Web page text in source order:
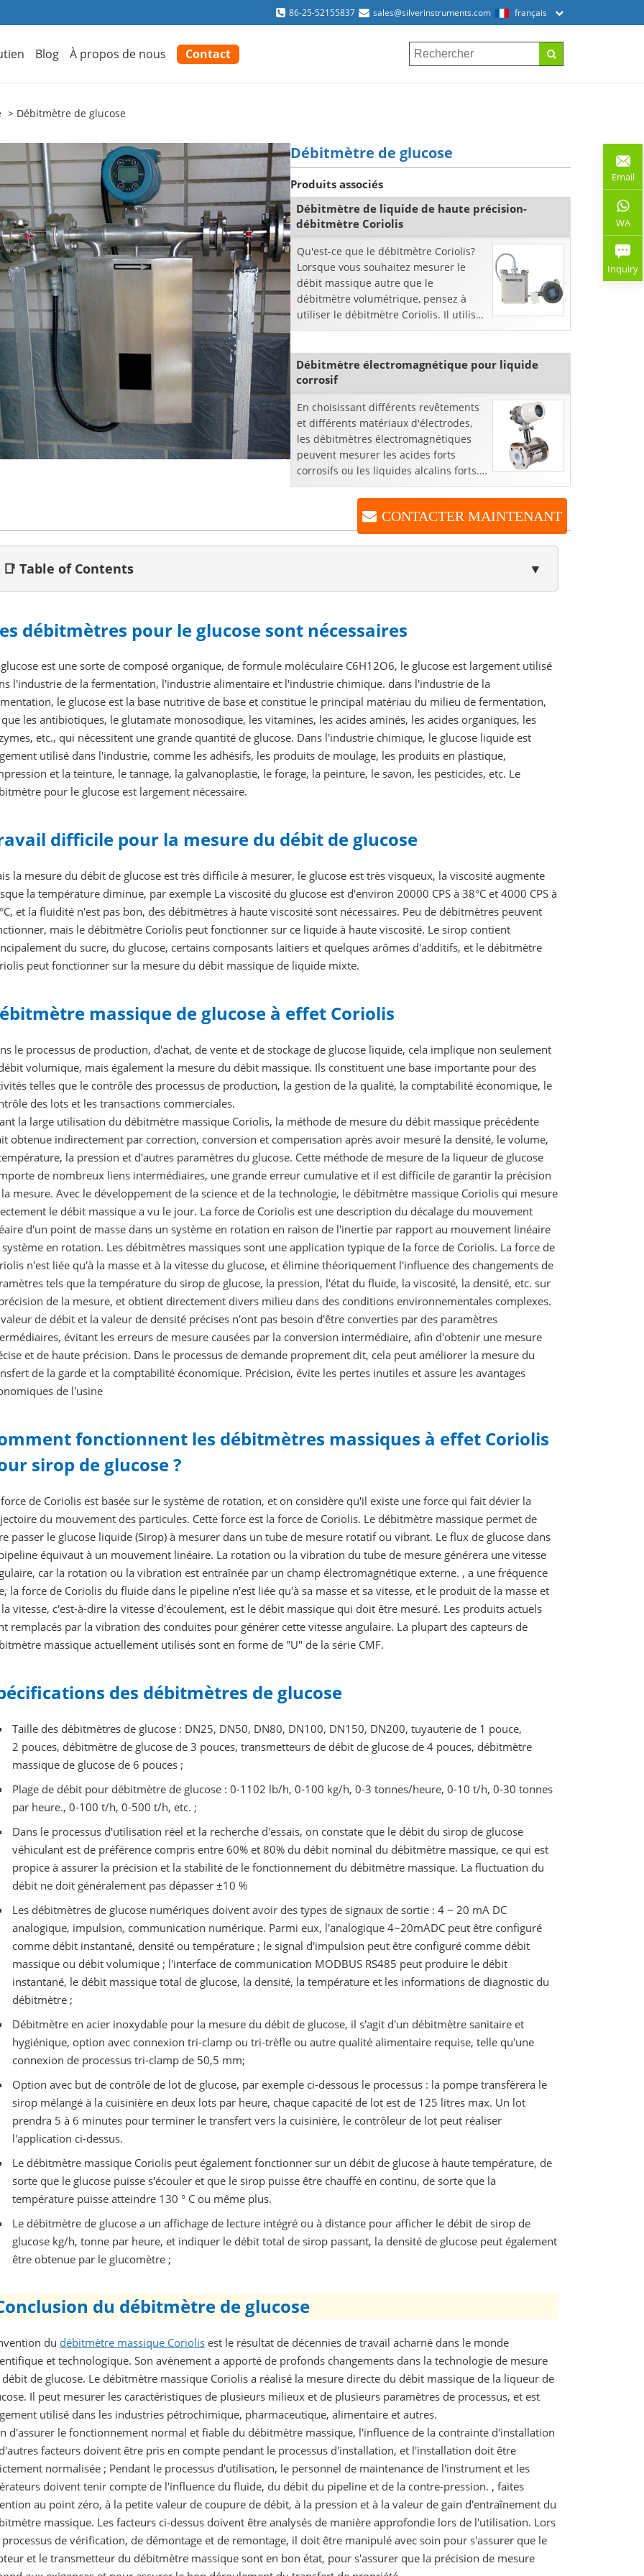
86-25-52155837 sales@silverinstruments.com français
Blog À propos de nous Contact
Débitmètre de glucose
Débitmètre de glucose
Produits associés
Débitmètre de liquide de haute précision-
débitmètre Coriolis
Qu'est-ce que le débitmètre Coriolis?
Lorsque vous souhaitez mesurer le
débit massique autre que le
débitmètre volumétrique, pensez à
utiliser le débitmètre Coriolis. Il utilise
le principe de la force d'inertie sur un
Débitmètre électromagnétique pour liquide
corrosif
En choisissant différents revêtements
et différents matériaux d'électrodes,
les débitmètres électromagnétiques
peuvent mesurer les acides forts
corrosifs ou les liquides alcalins forts.
Le débitmètre électromagnétique est
CONTACTER MAINTENANT
📑 Table of Contents ▼
débitmètres pour le glucose sont nécessaires
est une sorte de composé organique, de formule moléculaire C6H12O6, le glucose est largement utilisé
l'industrie de la fermentation, l'industrie alimentaire et l'industrie chimique. dans l'industrie de la
le glucose est la base nutritive de base et constitue le principal matériau du milieu de fermentation,
les antibiotiques, le glutamate monosodique, les vitamines, les acides aminés, les acides organiques, les
etc., qui nécessitent une grande quantité de glucose. Dans l'industrie chimique, le glucose liquide est
utilisé dans l'industrie, comme les adhésifs, les produits de moulage, les produits en plastique,
et la teinture, le tannage, la galvanoplastie, le forage, la peinture, le savon, les pesticides, etc. Le
pour le glucose est largement nécessaire.
difficile pour la mesure du débit de glucose
la mesure du débit de glucose est très difficile à mesurer, le glucose est très visqueux, la viscosité augmente
la température diminue, par exemple La viscosité du glucose est d'environ 20000 CPS à 38°C et 4000 CPS à
et la fluidité n'est pas bon, des débitmètres à haute viscosité sont nécessaires. Peu de débitmètres peuvent
mais le débitmètre Coriolis peut fonctionner sur ce liquide à haute viscosité. Le sirop contient
du sucre, du glucose, certains composants laitiers et quelques arômes d'additifs, et le débitmètre
peut fonctionner sur la mesure du débit massique de liquide mixte.
massique de glucose à effet Coriolis
le processus de production, d'achat, de vente et de stockage de glucose liquide, cela implique non seulement
volumique, mais également la mesure du débit massique. Ils constituent une base importante pour des
telles que le contrôle des processus de production, la gestion de la qualité, la comptabilité économique, le
des lots et les transactions commerciales.
la large utilisation du débitmètre massique Coriolis, la méthode de mesure du débit massique précédente
obtenue indirectement par correction, conversion et compensation après avoir mesuré la densité, le volume,
la pression et d'autres paramètres du glucose. Cette méthode de mesure de la liqueur de glucose
de nombreux liens intermédiaires, une grande erreur cumulative et il est difficile de garantir la précision
mesure. Avec le développement de la science et de la technologie, le débitmètre massique Coriolis qui mesure
le débit massique a vu le jour. La force de Coriolis est une description du décalage du mouvement
d'un point de masse dans un système en rotation en raison de l'inertie par rapport au mouvement linéaire
en rotation. Les débitmètres massiques sont une application typique de la force de Coriolis. La force de
n'est liée qu'à la masse et à la vitesse du glucose, et élimine théoriquement l'influence des changements de
tels que la température du sirop de glucose, la pression, l'état du fluide, la viscosité, la densité, etc. sur
de la mesure, et obtient directement divers milieu dans des conditions environnementales complexes.
de débit et la valeur de densité précises n'ont pas besoin d'être converties par des paramètres
évitant les erreurs de mesure causées par la conversion intermédiaire, afin d'obtenir une mesure
et de haute précision. Dans le processus de demande proprement dit, cela peut améliorer la mesure du
de la garde et la comptabilité économique. Précision, évite les pertes inutiles et assure les avantages
de l'usine
fonctionnent les débitmètres massiques à effet Coriolis
sirop de glucose ?
de Coriolis est basée sur le système de rotation, et on considère qu'il existe une force qui fait dévier la
du mouvement des particules. Cette force est la force de Coriolis. Le débitmètre massique permet de
passer le glucose liquide (Sirop) à mesurer dans un tube de mesure rotatif ou vibrant. Le flux de glucose dans
équivaut à un mouvement linéaire. La rotation ou la vibration du tube de mesure générera une vitesse
car la rotation ou la vibration est entraînée par un champ électromagnétique externe. , a une fréquence
la force de Coriolis du fluide dans le pipeline n'est liée qu'à sa masse et sa vitesse, et le produit de la masse et
vitesse, c'est-à-dire la vitesse d'écoulement, est le débit massique qui doit être mesuré. Les produits actuels
remplacés par la vibration des conduites pour générer cette vitesse angulaire. La plupart des capteurs de
massique actuellement utilisés sont en forme de "U" de la série CMF.
des débitmètres de glucose
Taille des débitmètres de glucose : DN25, DN50, DN80, DN100, DN150, DN200, tuyauterie de 1 pouce,
2 pouces, débitmètre de glucose de 3 pouces, transmetteurs de débit de glucose de 4 pouces, débitmètre
massique de glucose de 6 pouces ;
Plage de débit pour débitmètre de glucose : 0-1102 lb/h, 0-100 kg/h, 0-3 tonnes/heure, 0-10 t/h, 0-30 tonnes
par heure., 0-100 t/h, 0-500 t/h, etc. ;
Dans le processus d'utilisation réel et la recherche d'essais, on constate que le débit du sirop de glucose
véhiculant est de préférence compris entre 60% et 80% du débit nominal du débitmètre massique, ce qui est
propice à assurer la précision et la stabilité de le fonctionnement du débitmètre massique. La fluctuation du
débit ne doit généralement pas dépasser ±10 %
Les débitmètres de glucose numériques doivent avoir des types de signaux de sortie : 4 ~ 20 mA DC
analogique, impulsion, communication numérique. Parmi eux, l'analogique 4~20mADC peut être configuré
comme débit instantané, densité ou température ; le signal d'impulsion peut être configuré comme débit
massique ou débit volumique ; l'interface de communication MODBUS RS485 peut produire le débit
instantané, le débit massique total de glucose, la densité, la température et les informations de diagnostic du
débitmètre ;
Débitmètre en acier inoxydable pour la mesure du débit de glucose, il s'agit d'un débitmètre sanitaire et
hygiénique, option avec connexion tri-clamp ou tri-trèfle ou autre qualité alimentaire requise, telle qu'une
connexion de processus tri-clamp de 50,5 mm;
Option avec but de contrôle de lot de glucose, par exemple ci-dessous le processus : la pompe transfèrera le
sirop mélangé à la cuisinière en deux lots par heure, chaque capacité de lot est de 125 litres max. Un lot
prendra 5 à 6 minutes pour terminer le transfert vers la cuisinière, le contrôleur de lot peut réaliser
l'application ci-dessus.
Le débitmètre massique Coriolis peut également fonctionner sur un débit de glucose à haute température, de
sorte que le glucose puisse s'écouler et que le sirop puisse être chauffé en continu, de sorte que la
température puisse atteindre 130 ° C ou même plus.
Le débitmètre de glucose a un affichage de lecture intégré ou à distance pour afficher le débit de sirop de
glucose kg/h, tonne par heure, et indiquer le débit total de sirop passant, la densité de glucose peut également
être obtenue par le glucomètre ;
du débitmètre de glucose
du débitmètre massique Coriolis est le résultat de décennies de travail acharné dans le monde
et technologique. Son avènement a apporté de profonds changements dans la technologie de mesure
de glucose. Le débitmètre massique Coriolis a réalisé la mesure directe du débit massique de la liqueur de
Il peut mesurer les caractéristiques de plusieurs milieux et de plusieurs paramètres de processus, et est
utilisé dans les industries pétrochimique, pharmaceutique, alimentaire et autres.
d'assurer le fonctionnement normal et fiable du débitmètre massique, l'influence de la contrainte d'installation
facteurs doivent être pris en compte pendant le processus d'installation, et l'installation doit être
normalisée ; Pendant le processus d'utilisation, le personnel de maintenance de l'instrument et les
doivent tenir compte de l'influence du fluide, du débit du pipeline et de la contre-pression. , faites
au point zéro, à la petite valeur de coupure de débit, à la pression et à la valeur de gain d'entraînement du
massique. Les facteurs ci-dessus doivent être analysés de manière approfondie lors de l'utilisation. Lors
processus de vérification, de démontage et de remontage, il doit être manipulé avec soin pour s'assurer que le
et le transmetteur du débitmètre massique sont en bon état, pour s'assurer que la précision de mesure
Email
WA
Inquiry